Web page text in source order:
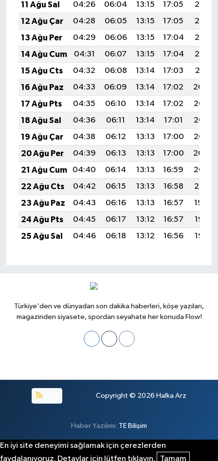
11 Ağu Sal
04:26 06:04 13:15 17:05
20:16
12 Ağu Çar
04:28 06:05 13:15 17:05
20:15
13 Ağu Per
04:29 06:06 13:15 17:04
20:13
14 Ağu Cum
04:31 06:07 13:15 17:04
20:12
15 Ağu Cts
04:32 06:08 13:14 17:03
20:11
16 Ağu Paz
04:33 06:09 13:14 17:02
20:09
17 Ağu Pts
04:35 06:10 13:14 17:02
20:08
18 Ağu Sal
04:36 06:11 13:14 17:01
20:06
19 Ağu Çar
04:38 06:12 13:13 17:00
20:05
20 Ağu Per
04:39 06:13 13:13 17:00
20:04
21 Ağu Cum
04:40 06:14 13:13 16:59
20:02
22 Ağu Cts
04:42 06:15 13:13 16:58
20:01
23 Ağu Paz
04:43 06:16 13:13 16:57
19:59
24 Ağu Pts
04:45 06:17 13:12 16:57
19:58
25 Ağu Sal
04:46 06:18 13:12 16:56 19:56
Türkiye'den ve dünyadan son dakika haberleri, köşe yazıları,
magazinden siyasete, spordan seyahate her konuda Flow!
Copyright © 2026 Halka Arz
Haber Yazılımı: TE Bilişim
En iyi site deneyimi sağlamak için çerezlerden
faydalanıyoruz. Detaylar için lütfen tıklayın.
Tamam